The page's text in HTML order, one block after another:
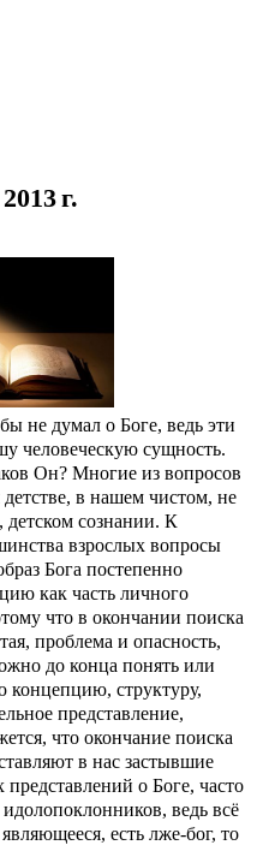
г.
не думал о Боге, ведь эти
человеческую сущность.
Он? Многие из вопросов
в нашем чистом, не
сознании. К
взрослых вопросы
Бога постепенно
как часть личного
что в окончании поиска
проблема и опасность,
до конца понять или
концепцию, структуру,
представление,
что окончание поиска
в нас застывшие
о Боге, часто
ведь всё
есть лже-бог, то